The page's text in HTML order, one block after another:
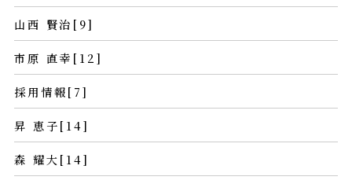
山西 賢治[9]
市原 直幸[12]
採用情報[7]
昇 恵子[14]
森 耀大[14]